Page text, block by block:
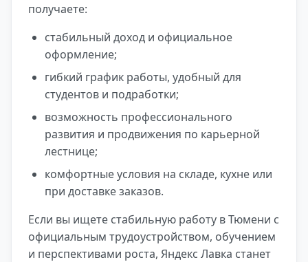
получаете:
стабильный доход и официальное
оформление;
гибкий график работы, удобный для
студентов и подработки;
возможность профессионального
развития и продвижения по карьерной
лестнице;
комфортные условия на складе, кухне или
при доставке заказов.
Если вы ищете стабильную работу в Тюмени с
официальным трудоустройством, обучением
и перспективами роста, Яндекс Лавка станет